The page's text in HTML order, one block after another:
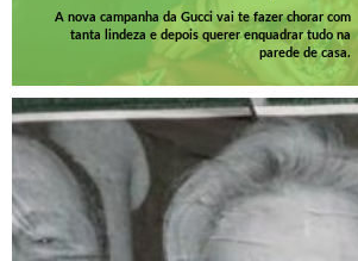
A nova campanha da Gucci vai te fazer chorar com
tanta lindeza e depois querer enquadrar tudo na
parede de casa.